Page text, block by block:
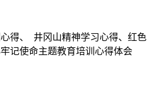
得、 井冈山精神学习心得、红色
记使命主题教育培训心得体会